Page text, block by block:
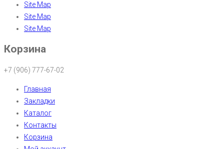
Site Map
Site Map
Site Map
Корзина
+7 (906) 777-67-02
Главная
Закладки
Каталог
Контакты
Корзина